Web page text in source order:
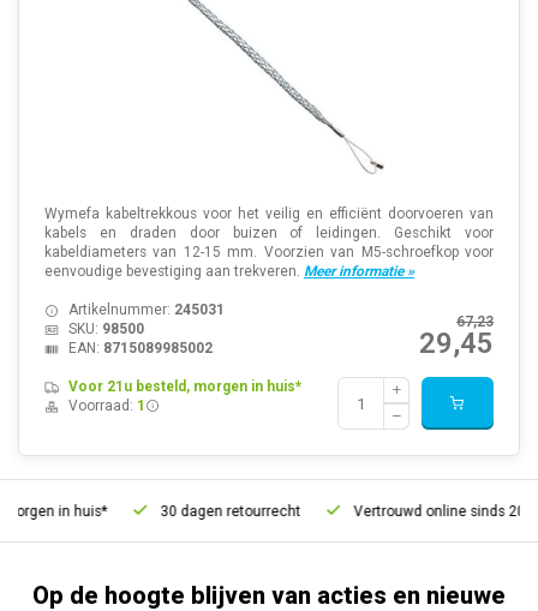
Wymefa kabeltrekkous voor het veilig en efficiënt doorvoeren van
kabels en draden door buizen of leidingen. Geschikt voor
kabeldiameters van 12-15 mm. Voorzien van M5-schroefkop voor
eenvoudige bevestiging aan trekveren. Meer informatie »
67,23
29,45
Artikelnummer: 245031
SKU: 98500
EAN: 8715089985002
Voor 21u besteld, morgen in huis*
Voorraad: 1
in huis* 30 dagen retourrecht Vertrouwd online sinds 2006
Op de hoogte blijven van acties en nieuwe